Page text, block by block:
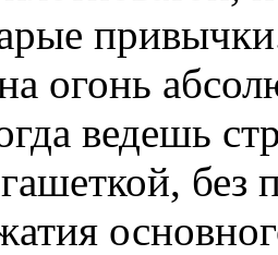
огонь
ведешь
без